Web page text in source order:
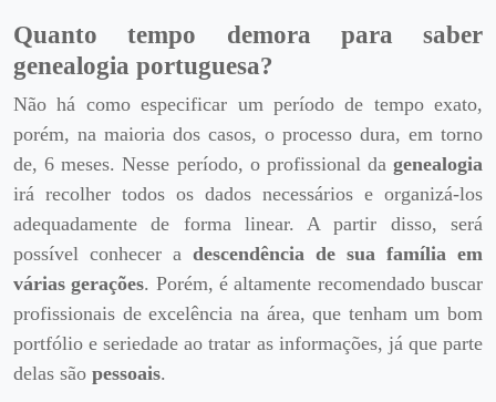
Quanto tempo demora para saber
genealogia portuguesa?
Não há como especificar um período de tempo exato,
porém, na maioria dos casos, o processo dura, em torno
de, 6 meses. Nesse período, o profissional da genealogia
irá recolher todos os dados necessários e organizá-los
adequadamente de forma linear. A partir disso, será
possível conhecer a descendência de sua família em
várias gerações. Porém, é altamente recomendado buscar
profissionais de excelência na área, que tenham um bom
portfólio e seriedade ao tratar as informações, já que parte
delas são pessoais.